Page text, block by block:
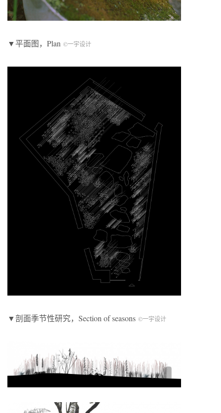
▼平面图，Plan ©一宇设计
▼剖面季节性研究，Section of seasons ©一宇设计